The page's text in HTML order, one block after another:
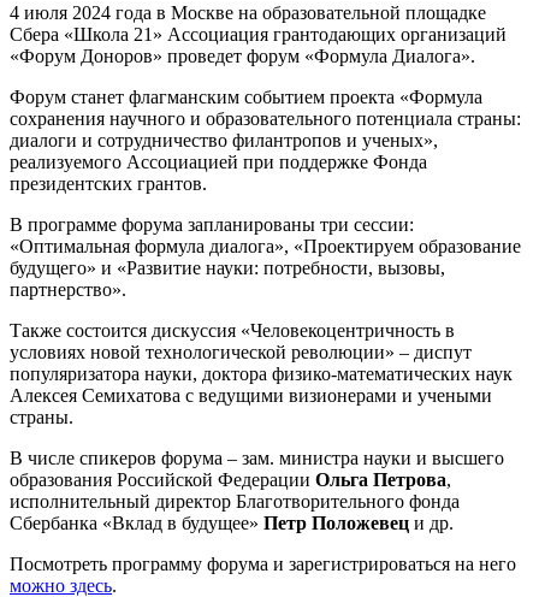
4 июля 2024 года в Москве на образовательной площадке
Сбера «Школа 21» Ассоциация грантодающих организаций
«Форум Доноров» проведет форум «Формула Диалога».
Форум станет флагманским событием проекта «Формула
сохранения научного и образовательного потенциала страны:
диалоги и сотрудничество филантропов и ученых»,
реализуемого Ассоциацией при поддержке Фонда
президентских грантов.
В программе форума запланированы три сессии:
«Оптимальная формула диалога», «Проектируем образование
будущего» и «Развитие науки: потребности, вызовы,
партнерство».
Также состоится дискуссия «Человекоцентричность в
условиях новой технологической революции» – диспут
популяризатора науки, доктора физико-математических наук
Алексея Семихатова с ведущими визионерами и учеными
страны.
В числе спикеров форума – зам. министра науки и высшего
образования Российской Федерации Ольга Петрова,
исполнительный директор Благотворительного фонда
Сбербанка «Вклад в будущее» Петр Положевец и др.
Посмотреть программу форума и зарегистрироваться на него
можно здесь.